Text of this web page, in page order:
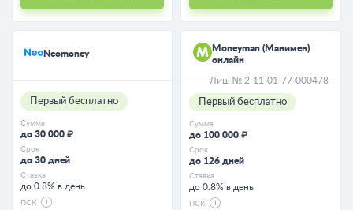
Neomoney
Первый бесплатно
Сумма
до 30 000 ₽
Срок
до 30 дней
Ставка
до 0.8% в день
ПСК
Moneyman (Манимен)
онлайн
Лиц. № 2-11-01-77-000478
Первый бесплатно
Сумма
до 100 000 ₽
Срок
до 126 дней
Ставка
до 0.8% в день
ПСК